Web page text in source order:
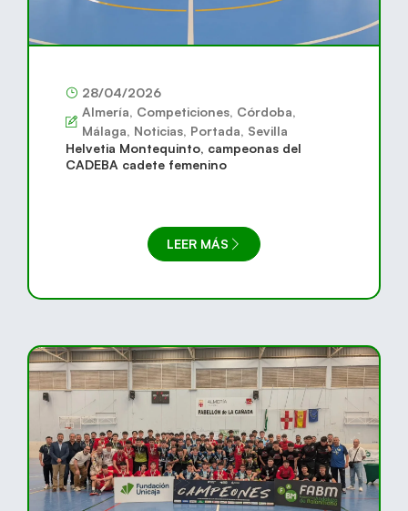
28/04/2026
Almería, Competiciones, Córdoba,
Málaga, Noticias, Portada, Sevilla
Helvetia Montequinto, campeonas del
CADEBA cadete femenino
LEER MÁS